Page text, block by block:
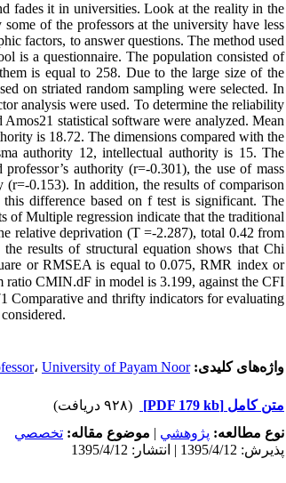
fades it in universities. Look at the reality in the
of the professors at the university have less
factors, to answer questions. The method used
is a questionnaire. The population consisted of
is equal to 258. Due to the large size of the
on striated random sampling were selected. In
analysis were used. To determine the reliability
Amos21 statistical software were analyzed. Mean
is 18.72. The dimensions compared with the
authority 12, intellectual authority is 15. The
authority (r=-0.301), the use of mass
(r=-0.153). In addition, the results of comparison
difference based on f test is significant. The
of Multiple regression indicate that the traditional
relative deprivation (T =-2.287), total 0.42 from
results of structural equation shows that Chi
or RMSEA is equal to0.075, RMR index or
ratio CMIN.dF in model is 3.199, against the CFI
Comparative and thrifty indicators for evaluating
واژه‌های کلیدی: ، University of Payam Noor
متن کامل [PDF 179 kb]
(۹۲۸ دریافت)
نوع مطالعه: پژوهشي | موضوع مقاله: تخصصي
پذیرش: 1395/4/12 | انتشار: 1395/4/12